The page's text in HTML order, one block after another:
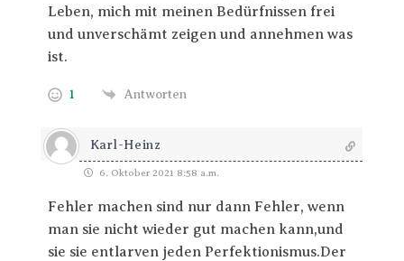
Leben, mich mit meinen Bedürfnissen frei
und unverschämt zeigen und annehmen was
ist.
1 Antworten
Karl-Heinz
6. Oktober 2021 8:58 a.m.
Fehler machen sind nur dann Fehler, wenn
man sie nicht wieder gut machen kann,und
sie sie entlarven jeden Perfektionismus.Der